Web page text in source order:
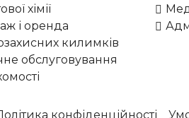
хімії
і оренда
килимків
обслуговування
конфіденційності